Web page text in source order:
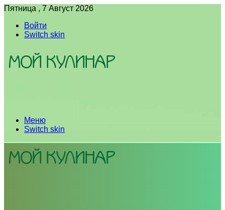
Пятница , 7 Август 2026
Войти
Switch skin
Меню
Switch skin